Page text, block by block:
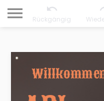
Rückgängig